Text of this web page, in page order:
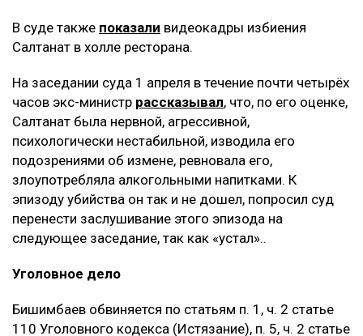
В суде также показали видеокадры избиения
Салтанат в холле ресторана.
На заседании суда 1 апреля в течение почти четырёх
часов экс-министр рассказывал, что, по его оценке,
Салтанат была нервной, агрессивной,
психологически нестабильной, изводила его
подозрениями об измене, ревновала его,
злоупотребляла алкогольными напитками. К
эпизоду убийства он так и не дошел, попросил суд
перенести заслушивание этого эпизода на
следующее заседание, так как «устал»..
Уголовное дело
Бишимбаев обвиняется по статьям п. 1, ч. 2 статье
110 Уголовного кодекса (Истязание), п. 5, ч. 2 статье